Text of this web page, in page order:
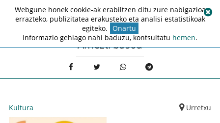
Amezti basoa
Kultura Urretxu
Webgune honek cookie-ak erabiltzen ditu zure nabigazioa
errazteko, publizitatea erakusteko eta analisi estatistikoak
egiteko. Onartu
Informazio gehiago nahi baduzu, kontsultatu hemen.